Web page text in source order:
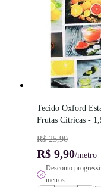
Tecido Oxford
Frutas Cítricas -
R$ 25,90
R$ 9,90/metro
Desconto
metros